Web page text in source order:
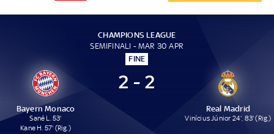
CHAMPIONS LEAGUE
SEMIFINALI - MAR 30 APR
FINE
Bayern Monaco
Sané L. 53'
Kane H. 57' (Rig.)
2 - 2
Real Madrid
Vinícius Júnior 24', 83' (Rig.)